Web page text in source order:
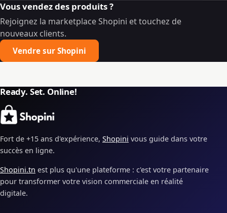
Vous vendez des produits ?
Rejoignez la marketplace Shopini et touchez de
nouveaux clients.
Vendre sur Shopini
Ready. Set. Online!
Fort de +15 ans d'expérience, Shopini vous guide dans votre
succès en ligne.
Shopini.tn est plus qu'une plateforme : c'est votre partenaire
pour transformer votre vision commerciale en réalité
digitale.